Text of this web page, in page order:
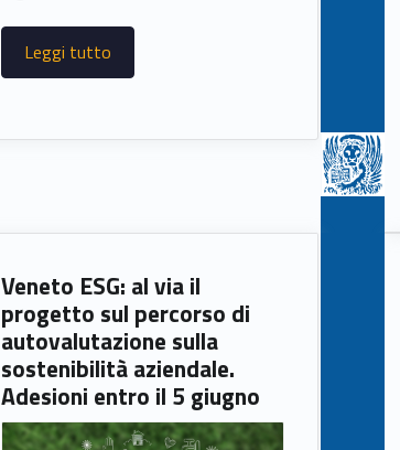
Leggi tutto
Veneto ESG: al via il
progetto sul percorso di
autovalutazione sulla
sostenibilità aziendale.
Adesioni entro il 5 giugno